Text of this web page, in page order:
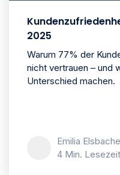
2025
Warum 77% der
nicht vertrauen – und
Unterschied machen.
Emilia
4 Min. Lesezeit